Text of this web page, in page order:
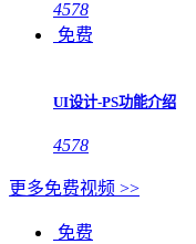
4578
免费
UI设计-PS功能介绍
4578
更多免费视频 >>
免费